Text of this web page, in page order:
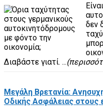
δεν
Διαβάστε γιατί. ...
Μεγάλη Βρετανία:
Οδικής Ασφάλειας στους